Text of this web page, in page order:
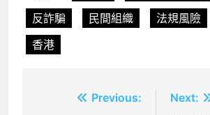
反詐騙
民間組織 法規風險
香港
Previous:
Next: